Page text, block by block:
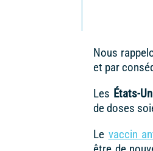
Nous
et par
Les États-
de doses
Le vaccin